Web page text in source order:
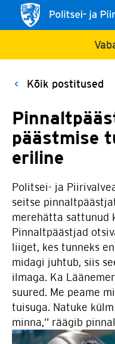
Kõik postitused
päästmise
eriline
Politsei- ja
seitse
merehätta sattunud
Pinnaltpäästjad
liiget, kes tunneks
midagi juhtub, siis
ilmaga. Ka
suured. Me peame
tuisuga. Natuke
minna,“ räägib